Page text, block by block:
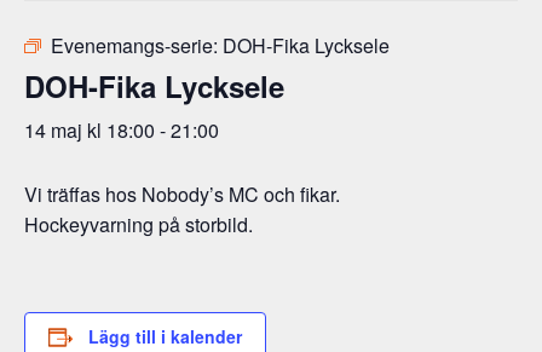
Evenemangs-serie: DOH-Fika Lycksele
DOH-Fika Lycksele
14 maj kl 18:00 -21:00
Vi träffas hos Nobody’s MC och fikar.
Hockeyvarning på storbild.
Lägg till i kalender